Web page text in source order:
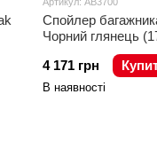
Спойлер
Чорний глянець
4 171 грн
В наявності